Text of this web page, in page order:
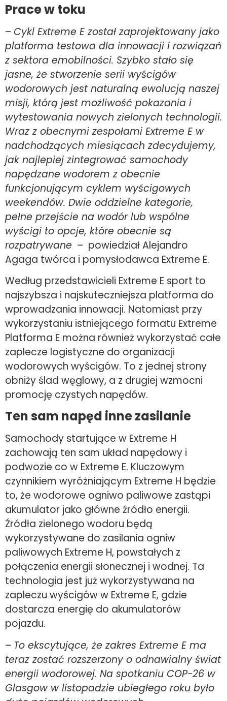
Prace w toku
– Cykl Extreme E został zaprojektowany jako
platforma testowa dla innowacji i rozwiązań
z sektora emobilności. Szybko stało się
jasne, że stworzenie serii wyścigów
wodorowych jest naturalną ewolucją naszej
misji, którą jest możliwość pokazania i
wytestowania nowych zielonych technologii.
Wraz z obecnymi zespołami Extreme E w
nadchodzących miesiącach zdecydujemy,
jak najlepiej zintegrować samochody
napędzane wodorem z obecnie
funkcjonującym cyklem wyścigowych
weekendów. Dwie oddzielne kategorie,
pełne przejście na wodór lub wspólne
wyścigi to opcje, które obecnie są
rozpatrywane – powiedział Alejandro
Agaga twórca i pomysłodawca Extreme E.
Według przedstawicieli Extreme E sport to
najszybsza i najskuteczniejsza platforma do
wprowadzania innowacji. Natomiast przy
wykorzystaniu istniejącego formatu Extreme
Platforma E można również wykorzystać całe
zaplecze logistyczne do organizacji
wodorowych wyścigów. To z jednej strony
obniży ślad węglowy, a z drugiej wzmocni
promocję czystych napędów.
Ten sam napęd inne zasilanie
Samochody startujące w Extreme H
zachowają ten sam układ napędowy i
podwozie co w Extreme E. Kluczowym
czynnikiem wyróżniającym Extreme H będzie
to, że wodorowe ogniwo paliwowe zastąpi
akumulator jako główne źródło energii.
Źródła zielonego wodoru będą
wykorzystywane do zasilania ogniw
paliwowych Extreme H, powstałych z
połączenia energii słonecznej i wodnej. Ta
technologia jest już wykorzystywana na
zapleczu wyścigów w Extreme E, gdzie
dostarcza energię do akumulatorów
pojazdu.
– To ekscytujące, że zakres Extreme E ma
teraz zostać rozszerzony o odnawialny świat
energii wodorowej. Na spotkaniu COP-26 w
Glasgow w listopadzie ubiegłego roku było